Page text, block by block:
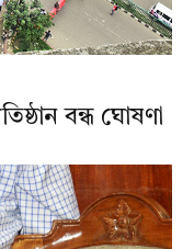
বন্ধ ঘোষণা